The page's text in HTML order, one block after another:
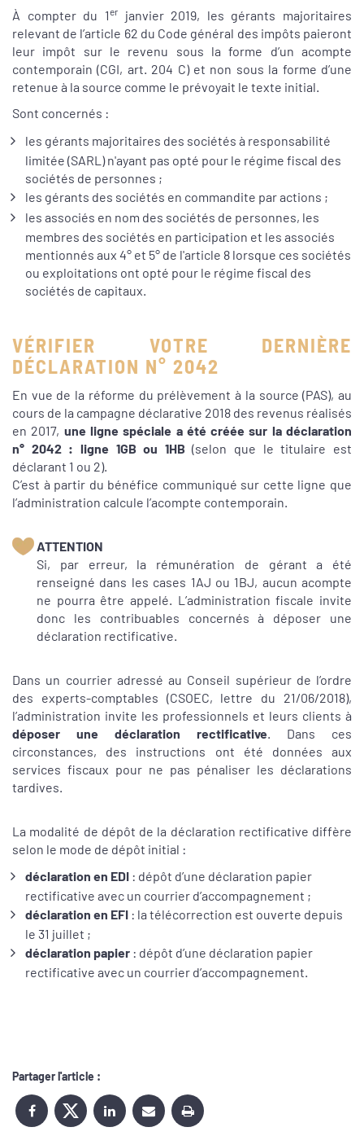
À compter du 1erjanvier 2019, les gérants majoritaires
relevant de l’article 62 du Code général des impôts paieront
leur impôt sur le revenu sous la forme d’un acompte
contemporain (CGI, art. 204 C) et non sous la forme d’une
retenue à la source comme le prévoyait le texte initial.
Sont concernés :
les gérants majoritaires des sociétés à responsabilité
limitée (SARL) n'ayant pas opté pour le régime fiscal des
sociétés de personnes ;
les gérants des sociétés en commandite par actions ;
les associés en nom des sociétés de personnes, les
membres des sociétés en participation et les associés
mentionnés aux 4° et 5° de l'article 8 lorsque ces sociétés
ou exploitations ont opté pour le régime fiscal des
sociétés de capitaux.
VÉRIFIER VOTRE DERNIÈRE
DÉCLARATION N° 2042
En vue de la réforme du prélèvement à la source (PAS), au
cours de la campagne déclarative 2018 des revenus réalisés
en 2017, une ligne spéciale a été créée sur la déclaration
n° 2042 : ligne 1GB ou 1HB (selon que le titulaire est
déclarant 1 ou 2).
C’est à partir du bénéfice communiqué sur cette ligne que
l’administration calcule l’acompte contemporain.
ATTENTION
Si, par erreur, la rémunération de gérant a été
renseigné dans les cases 1AJ ou 1BJ, aucun acompte
ne pourra être appelé. L’administration fiscale invite
donc les contribuables concernés à déposer une
déclaration rectificative.
Dans un courrier adressé au Conseil supérieur de l’ordre
des experts-comptables (CSOEC, lettre du 21/06/2018),
l’administration invite les professionnels et leurs clients à
déposer une déclaration rectificative. Dans ces
circonstances, des instructions ont été données aux
services fiscaux pour ne pas pénaliser les déclarations
tardives.
La modalité de dépôt de la déclaration rectificative diffère
selon le mode de dépôt initial :
déclaration en EDI : dépôt d’une déclaration papier
rectificative avec un courrier d’accompagnement ;
déclaration en EFI : la télécorrection est ouverte depuis
le 31 juillet ;
déclaration papier : dépôt d’une déclaration papier
rectificative avec un courrier d’accompagnement.
Partager l'article :